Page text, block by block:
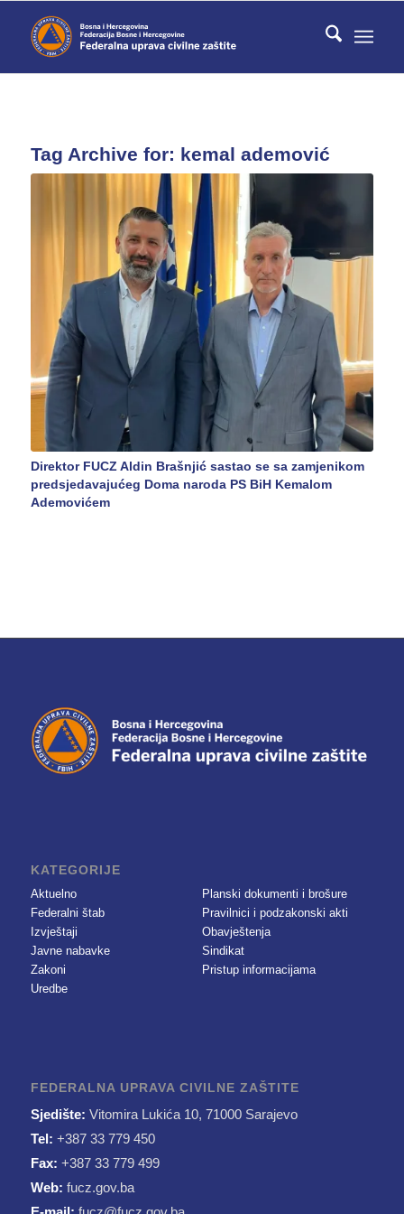
Tag Archive for: kemal ademović
Direktor FUCZ Aldin Brašnjić sastao se sa zamjenikom
predsjedavajućeg Doma naroda PS BiH Kemalom
Ademovićem
KATEGORIJE
Aktuelno
Federalni štab
Izvještaji
Javne nabavke
Zakoni
Uredbe
Planski dokumenti i brošure
Pravilnici i podzakonski akti
Obavještenja
Sindikat
Pristup informacijama
FEDERALNA UPRAVA CIVILNE ZAŠTITE
Sjedište: Vitomira Lukića 10, 71000 Sarajevo
Tel: +387 33 779 450
Fax: +387 33 779 499
Web: fucz.gov.ba